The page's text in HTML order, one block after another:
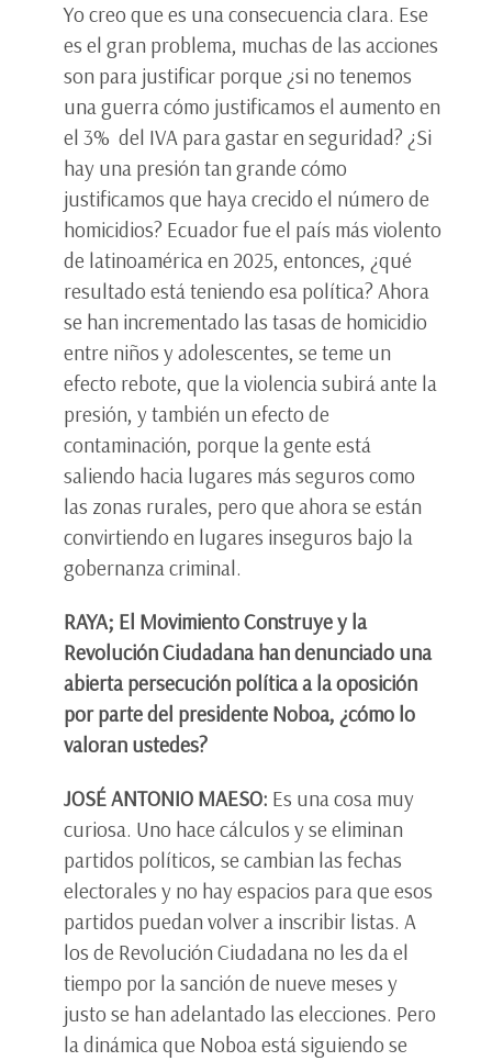
Yo creo que es una consecuencia clara. Ese
es el gran problema, muchas de las acciones
son para justificar porque ¿si no tenemos
una guerra cómo justificamos el aumento en
el 3% del IVA para gastar en seguridad? ¿Si
hay una presión tan grande cómo
justificamos que haya crecido el número de
homicidios? Ecuador fue el país más violento
de latinoamérica en 2025, entonces, ¿qué
resultado está teniendo esa política? Ahora
se han incrementado las tasas de homicidio
entre niños y adolescentes, se teme un
efecto rebote, que la violencia subirá ante la
presión, y también un efecto de
contaminación, porque la gente está
saliendo hacia lugares más seguros como
las zonas rurales, pero que ahora se están
convirtiendo en lugares inseguros bajo la
gobernanza criminal.
RAYA; El Movimiento Construye y la
Revolución Ciudadana han denunciado una
abierta persecución política a la oposición
por parte del presidente Noboa, ¿cómo lo
valoran ustedes?
JOSÉ ANTONIO MAESO: Es una cosa muy
curiosa. Uno hace cálculos y se eliminan
partidos políticos, se cambian las fechas
electorales y no hay espacios para que esos
partidos puedan volver a inscribir listas. A
los de Revolución Ciudadana no les da el
tiempo por la sanción de nueve meses y
justo se han adelantado las elecciones. Pero
la dinámica que Noboa está siguiendo se